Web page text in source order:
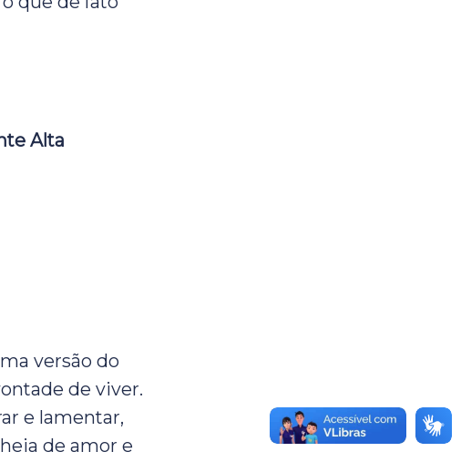
Alta
versão do
de viver.
e lamentar,
de amor e